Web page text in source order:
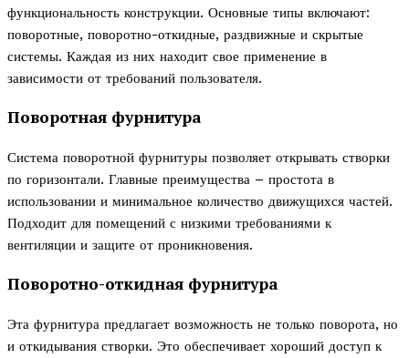
функциональность конструкции. Основные типы включают:
поворотные, поворотно-откидные, раздвижные и скрытые
системы. Каждая из них находит свое применение в
зависимости от требований пользователя.
Поворотная фурнитура
Система поворотной фурнитуры позволяет открывать створки
по горизонтали. Главные преимущества – простота в
использовании и минимальное количество движущихся частей.
Подходит для помещений с низкими требованиями к
вентиляции и защите от проникновения.
Поворотно-откидная фурнитура
Эта фурнитура предлагает возможность не только поворота, но
и откидывания створки. Это обеспечивает хороший доступ к